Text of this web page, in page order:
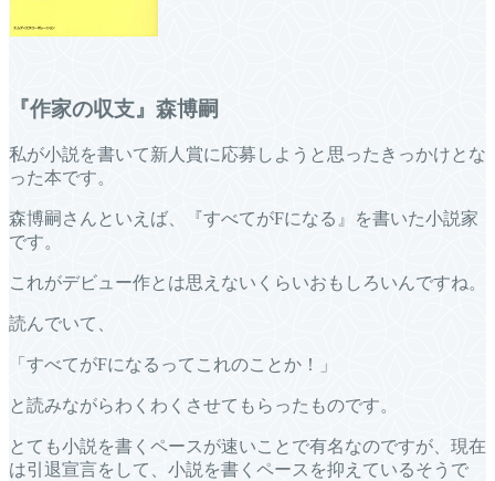
『作家の収支』森博嗣
私が小説を書いて新人賞に応募しようと思ったきっかけとな
った本です。
森博嗣さんといえば、『すべてがFになる』を書いた小説家
です。
これがデビュー作とは思えないくらいおもしろいんですね。
読んでいて、
「すべてがFになるってこれのことか！」
と読みながらわくわくさせてもらったものです。
とても小説を書くペースが速いことで有名なのですが、現在
は引退宣言をして、小説を書くペースを抑えているそうで